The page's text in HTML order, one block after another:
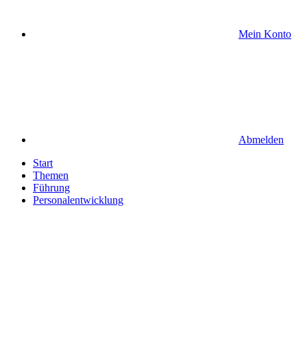
Mein Konto
Abmelden
Start
Themen
Führung
Personalentwicklung